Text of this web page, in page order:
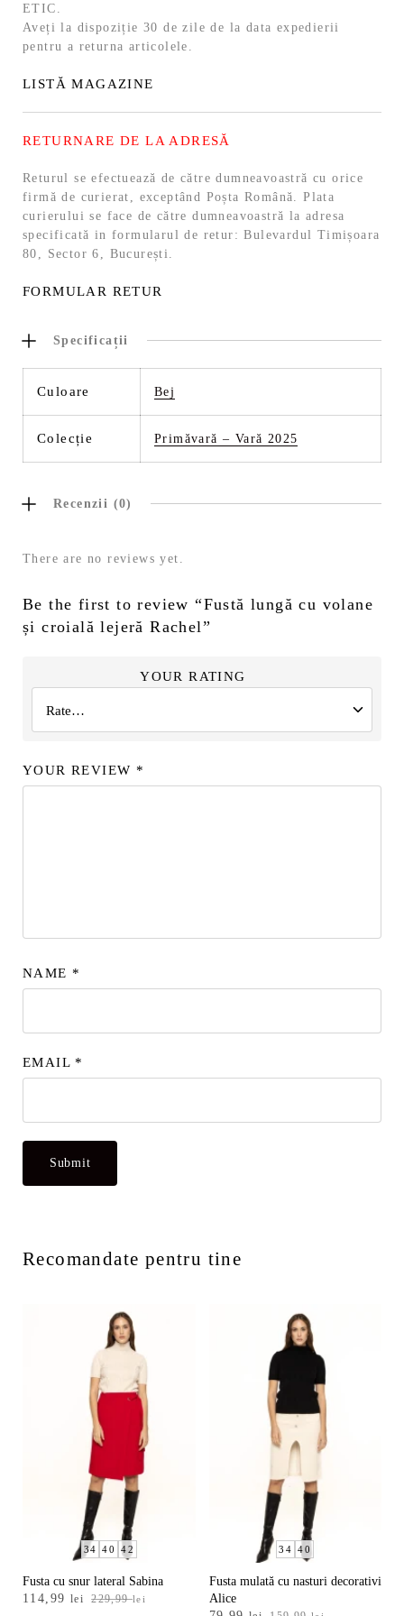
ETIC.
Aveți la dispoziție 30 de zile de la data expedierii
pentru a returna articolele.
LISTĂ MAGAZINE
RETURNARE DE LA ADRESĂ
Returul se efectuează de către dumneavoastră cu orice
firmă de curierat, exceptând Poșta Română. Plata
curierului se face de către dumneavoastră la adresa
specificată in formularul de retur: Bulevardul Timișoara
80, Sector 6, București.
FORMULAR RETUR
Specificații
Culoare Bej
Colecție Primăvară – Vară 2025
Recenzii (0)
There are no reviews yet.
Be the first to review “Fustă lungă cu volane
și croială lejeră Rachel”
YOUR RATING
YOUR REVIEW *
NAME *
EMAIL *
Recomandate pentru tine
34 40 42
Fusta cu snur lateral Sabina
229,99lei
Prețul
114,99 lei
Prețul
34 40
Fusta mulată cu nasturi decorativi
Alice